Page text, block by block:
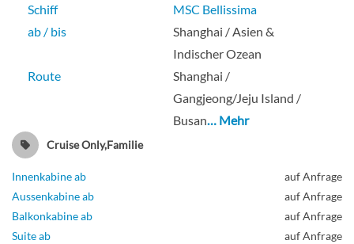
Schiff
MSC Bellissima
ab / bis
Shanghai / Asien &
Indischer Ozean
Route
Shanghai /
Gangjeong/Jeju Island /
Busan… Mehr
Cruise Only,Familie
Innenkabine ab
auf Anfrage
Aussenkabine ab
auf Anfrage
Balkonkabine ab
auf Anfrage
Suite ab
auf Anfrage